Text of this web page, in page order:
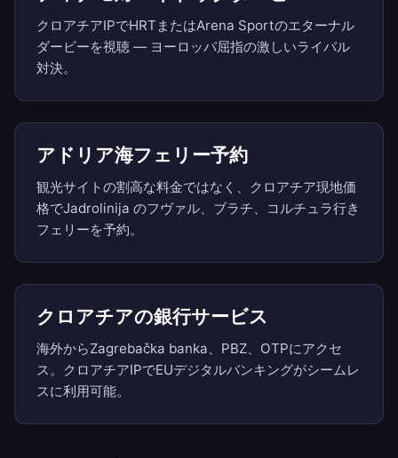
クロアチアIPでHRTまたはArena Sportのエターナル
ダービーを視聴 — ヨーロッパ屈指の激しいライバル
対決。
アドリア海フェリー予約
観光サイトの割高な料金ではなく、クロアチア現地価
格でJadrolinija のフヴァル、ブラチ、コルチュラ行き
フェリーを予約。
クロアチアの銀行サービス
海外からZagrebačka banka、PBZ、OTPにアクセ
ス。クロアチアIPでEUデジタルバンキングがシームレ
スに利用可能。